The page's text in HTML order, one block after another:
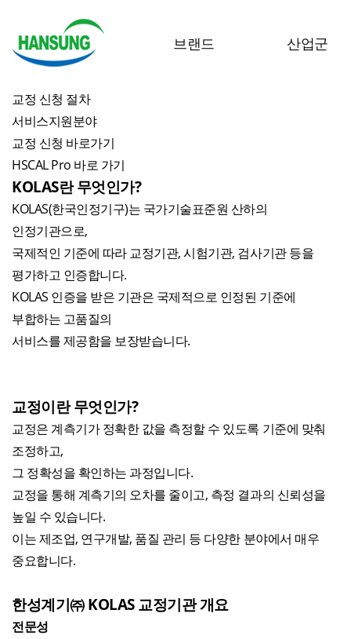
브랜드
HAFNER
산업군
한성계기(주)의 KOLAS 공인 교정 서비스를 확인해 보세요.
KOLAS 교정 개요
교정 신청 절차
서비스지원분야
교정 신청 바로가기
HSCAL Pro 바로 가기
KOLAS란 무엇인가?
KOLAS(한국인정기구)는 국가기술표준원 산하의
인정기관으로,
국제적인 기준에 따라 교정기관, 시험기관, 검사기관 등을
평가하고 인증합니다.
KOLAS 인증을 받은 기관은 국제적으로 인정된 기준에
부합하는 고품질의
서비스를 제공함을 보장받습니다.
교정이란 무엇인가?
교정은 계측기가 정확한 값을 측정할 수 있도록 기준에 맞춰
조정하고,
그 정확성을 확인하는 과정입니다.
교정을 통해 계측기의 오차를 줄이고, 측정 결과의 신뢰성을
높일 수 있습니다.
이는 제조업, 연구개발, 품질 관리 등 다양한 분야에서 매우
중요합니다.
한성계기㈜ KOLAS 교정기관 개요
전문성